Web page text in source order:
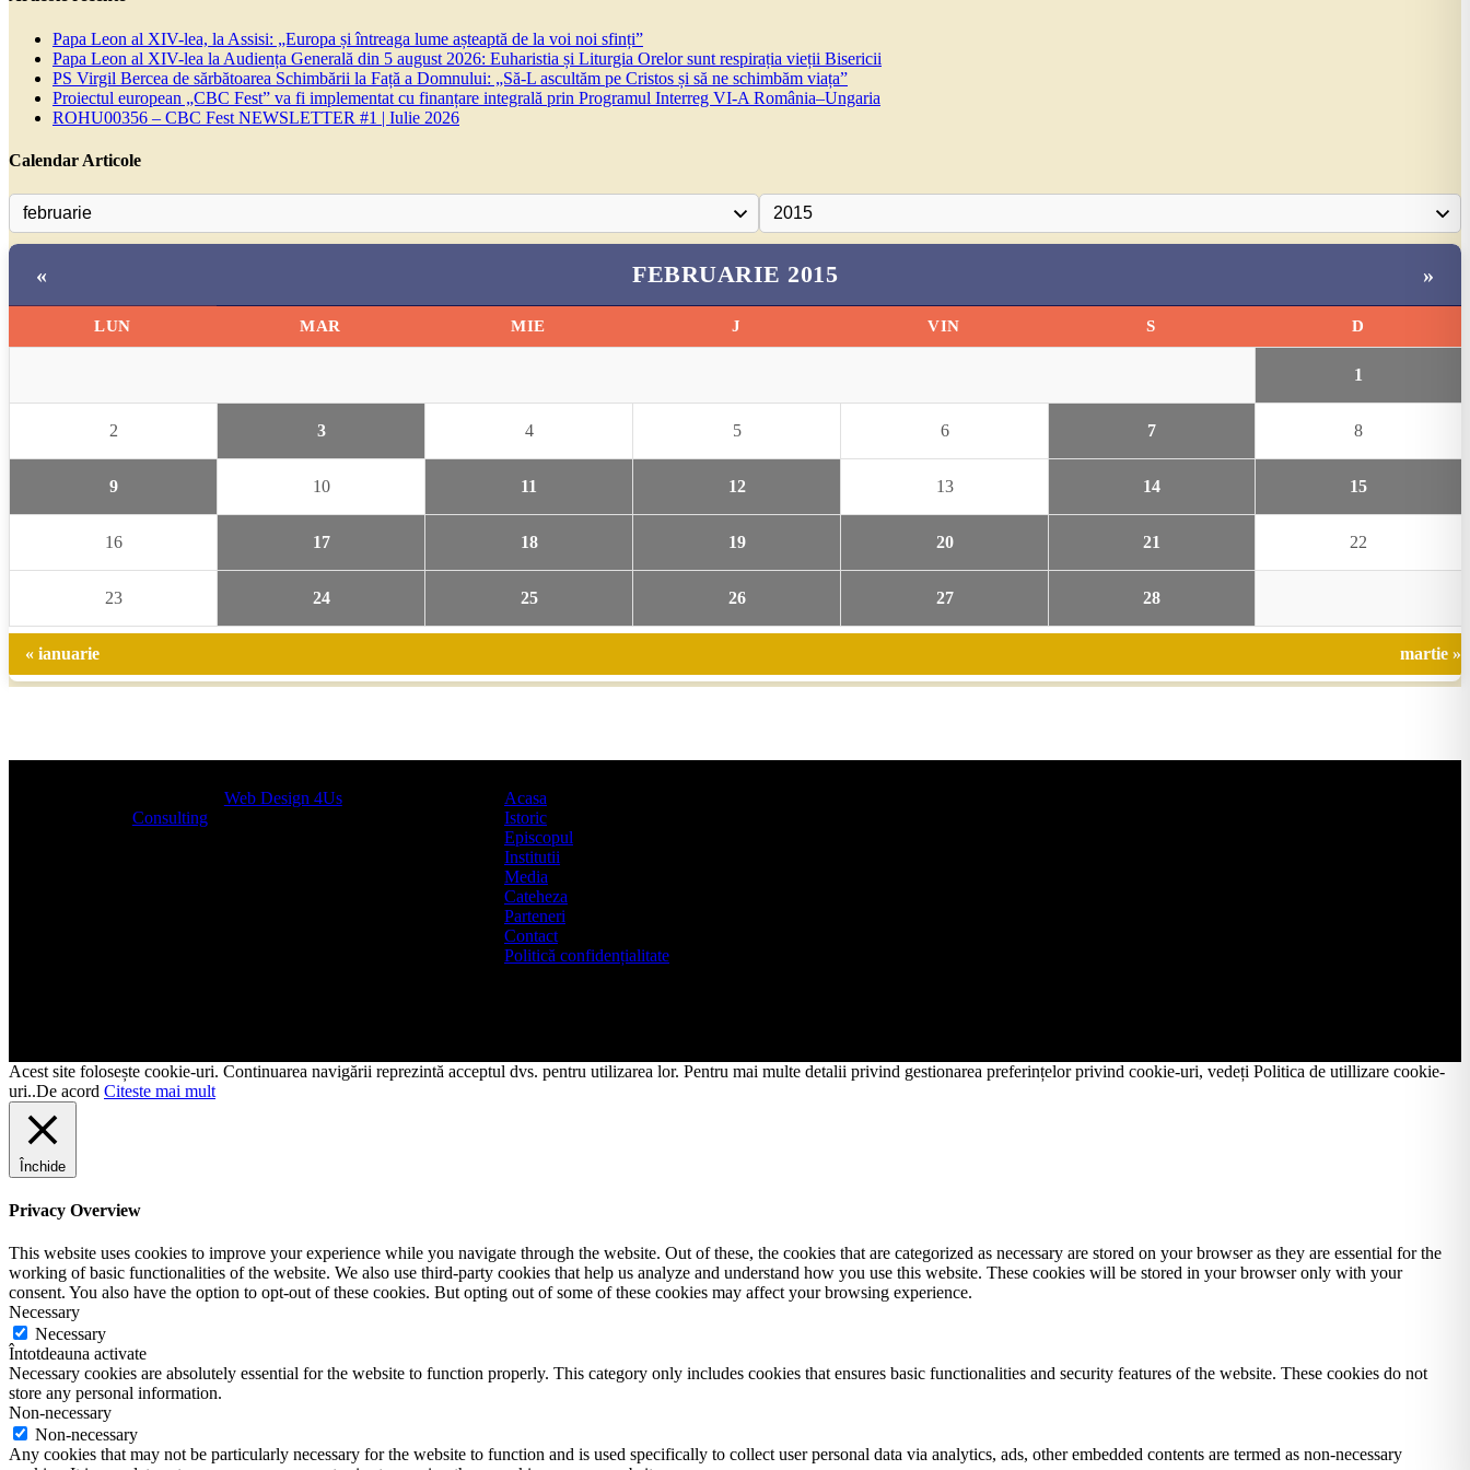
Papa Leon al XIV-lea, la Assisi: „Europa și întreaga lume așteaptă de la voi noi sfinți”
Papa Leon al XIV-lea la Audiența Generală din 5 august 2026: Euharistia și Liturgia Orelor sunt respirația vieții Bisericii
PS Virgil Bercea de sărbătoarea Schimbării la Față a Domnului: „Să-L ascultăm pe Cristos și să ne schimbăm viața”
Proiectul european „CBC Fest” va fi implementat cu finanțare integrală prin Programul Interreg VI-A România–Ungaria
ROHU00356 – CBC Fest NEWSLETTER #1 | Iulie 2026
Calendar Articole
« FEBRUARIE 2015 »
LUN MAR MIE J VIN S D
1
2 3 4 5 6 7 8
9 10 11 12 13 14 15
16 17 18 19 20 21 22
23 24 25 26 27 28
« ianuarie martie »
Web Design 4Us
Consulting|
Acasa
Istoric
Episcopul
Institutii
Media
Cateheza
Parteneri
Contact
Politică confidențialitate
Acest site folosește cookie-uri. Continuarea navigării reprezintă acceptul dvs. pentru utilizarea lor. Pentru mai multe detalii privind gestionarea preferințelor privind cookie-uri, vedeți Politica de utillizare cookie-
uri..De acord Citeste mai mult
Închide
Privacy Overview
This website uses cookies to improve your experience while you navigate through the website. Out of these, the cookies that are categorized as necessary are stored on your browser as they are essential for the
working of basic functionalities of the website. We also use third-party cookies that help us analyze and understand how you use this website. These cookies will be stored in your browser only with your
consent. You also have the option to opt-out of these cookies. But opting out of some of these cookies may affect your browsing experience.
Necessary
Necessary
Întotdeauna activate
Necessary cookies are absolutely essential for the website to function properly. This category only includes cookies that ensures basic functionalities and security features of the website. These cookies do not
store any personal information.
Non-necessary
Non-necessary
Any cookies that may not be particularly necessary for the website to function and is used specifically to collect user personal data via analytics, ads, other embedded contents are termed as non-necessary